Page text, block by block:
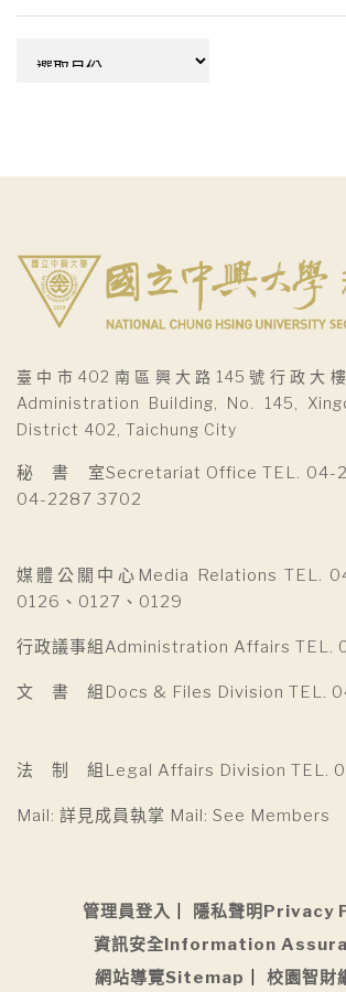
臺中市402南區興大路145號行政大
Administration Building, No. 145,
District 402, Taichung City
秘 書 室Secretariat Office TEL. 04-
04-2287 3702
媒體公關中心Media Relations TEL.
0126、0127、0129
行政議事組Administration Affairs TEL.
文 書 組Docs & Files Division TEL.
法 制 組Legal Affairs Division TEL.
Mail: 詳見成員執掌 Mail: See Members
管理員登入
隱私聲明Privacy
資訊安全Information
網站導覽Sitemap
校園智財